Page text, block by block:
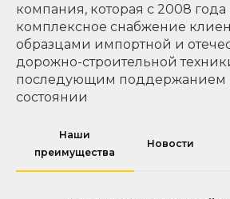
компания, которая с 2008 года
комплексное снабжение
образцами импортной и
дорожно-строительной
последующим поддержанием
состоянии
Наши
преимущества
Новости